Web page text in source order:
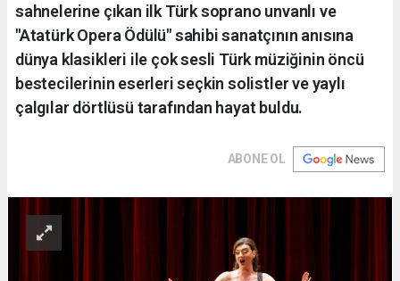
sahnelerine çıkan ilk Türk soprano unvanlı ve
"Atatürk Opera Ödülü" sahibi sanatçının anısına
dünya klasikleri ile çok sesli Türk müziğinin öncü
bestecilerinin eserleri seçkin solistler ve yaylı
çalgılar dörtlüsü tarafından hayat buldu.
ABONE OL